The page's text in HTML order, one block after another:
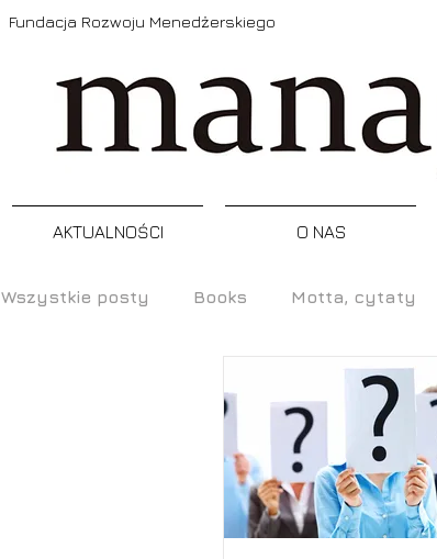
Fundacja Rozwoju Menedżerskiego
AKTUALNOŚCI O NAS
Wszystkie posty Books Motta, cytaty
Refleksja
Szkolenia,